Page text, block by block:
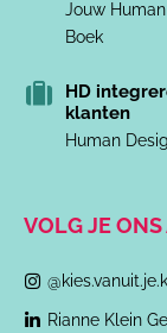
Jouw
Boek
HD
klanten
Human
VOLG JE ONS
Rianne Klein